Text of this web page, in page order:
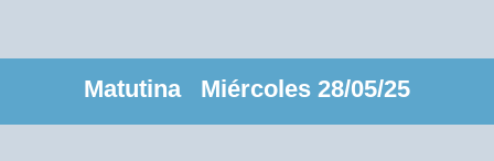
Matutina Miércoles 28/05/25